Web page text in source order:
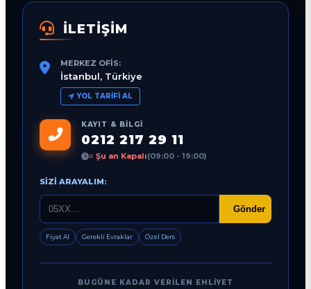
İLETİŞİM
MERKEZ OFIS:
İstanbul, Türkiye
YOL TARIFI AL
KAYIT & BILGI
0212 217 29 11
○ Şu an Kapalı(09:00 - 19:00)
SIZI ARAYALIM:
Gönder
Fiyat Al Gerekli Evraklar Özel Ders
BUGÜNE KADAR VERILEN EHLIYET